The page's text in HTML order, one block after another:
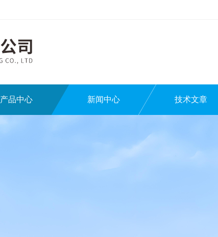
产品中心 新闻中心 技术文章